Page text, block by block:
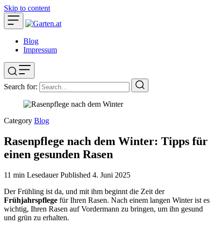
Skip to content
Blog
Impressum
Search for:
Category Blog
Rasenpflege nach dem Winter: Tipps für
einen gesunden Rasen
11 min LesedauerPublished 4. Juni 2025
Der Frühling ist da, und mit ihm beginnt die Zeit der
Frühjahrspflege für Ihren Rasen. Nach einem langen Winter ist es
wichtig, Ihren Rasen auf Vordermann zu bringen, um ihn gesund
und grün zu erhalten.